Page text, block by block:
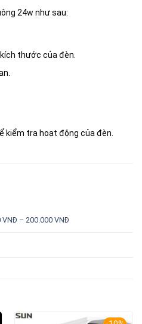
24w như sau:
thước của đèn.
kiểm tra hoạt động của đèn.
VNĐ – 200.000 VNĐ